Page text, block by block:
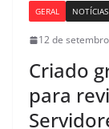
GERAL NOTÍCIAS
12 de
Criado
para